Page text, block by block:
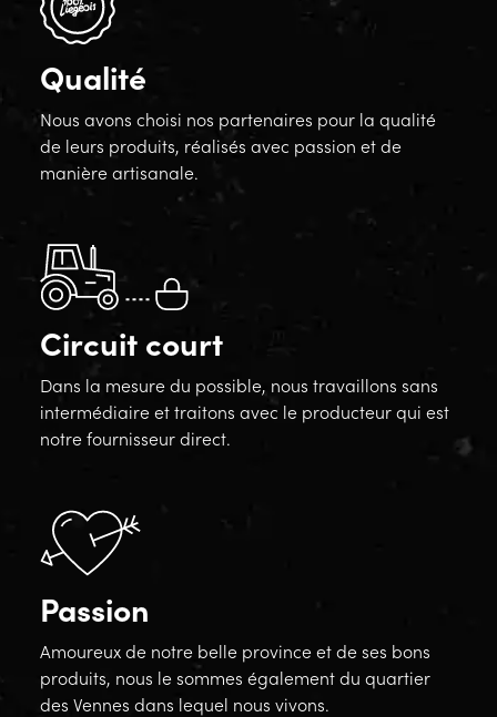
Qualité
Nous avons choisi nos partenaires pour la qualité
de leurs produits, réalisés avec passion et de
manière artisanale.
Circuit court
Dans la mesure du possible, nous travaillons sans
intermédiaire et traitons avec le producteur qui est
notre fournisseur direct.
Passion
Amoureux de notre belle province et de ses bons
produits, nous le sommes également du quartier
des Vennes dans lequel nous vivons.